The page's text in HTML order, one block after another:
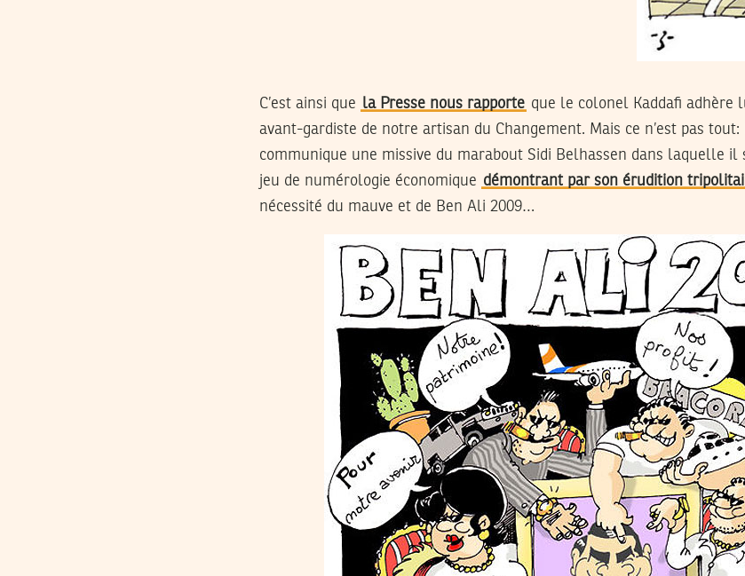
C’est ainsi que la Presse nous rapporte que le colonel Kaddafi adhère
avant-gardiste de notre artisan du Changement. Mais ce n’est pas
communique une missive du marabout Sidi Belhassen dans laquelle il
jeu de numérologie économique démontrant par son érudition
nécessité du mauve et de Ben Ali 2009…